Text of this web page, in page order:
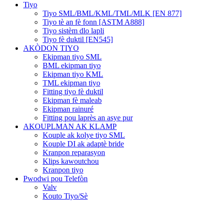
Tiyo
Tiyo SML/BML/KML/TML/MLK [EN 877]
Tiyo tè an fè fonn [ASTM A888]
Tiyo sistèm dlo lapli
Tiyo fè duktil [EN545]
AKÒDON TIYO
Ekipman tiyo SML
BML ekipman tiyo
Ekipman tiyo KML
TML ekipman tiyo
Fitting tiyo fè duktil
Ekipman fè maleab
Ekipman rainuré
Fitting pou laprès an asye pur
AKOUPLMAN AK KLAMP
Kouple ak kolye tiyo SML
Kouple DI ak adaptè bride
Kranpon reparasyon
Klips kawoutchou
Kranpon tiyo
Pwodwi pou Telefòn
Valv
Kouto Tiyo/Sè